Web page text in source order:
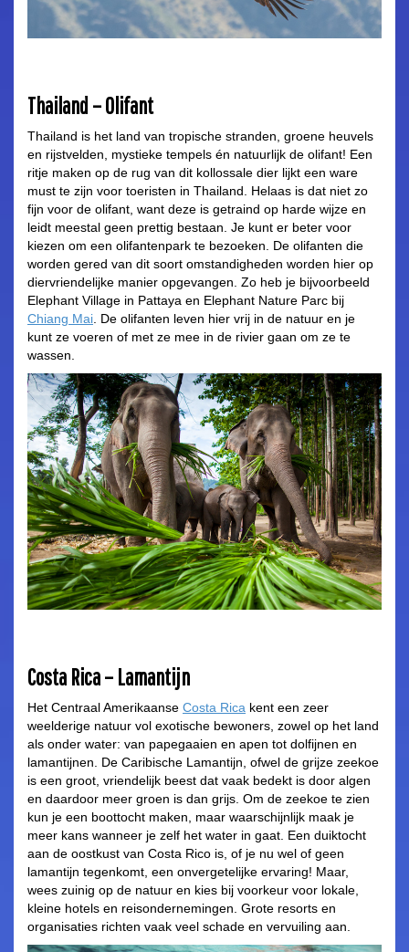
Thailand – Olifant
Thailand is het land van tropische stranden, groene heuvels
en rijstvelden, mystieke tempels én natuurlijk de olifant! Een
ritje maken op de rug van dit kollossale dier lijkt een ware
must te zijn voor toeristen in Thailand. Helaas is dat niet zo
fijn voor de olifant, want deze is getraind op harde wijze en
leidt meestal geen prettig bestaan. Je kunt er beter voor
kiezen om een olifantenpark te bezoeken. De olifanten die
worden gered van dit soort omstandigheden worden hier op
diervriendelijke manier opgevangen. Zo heb je bijvoorbeeld
Elephant Village in Pattaya en Elephant Nature Parc bij
Chiang Mai. De olifanten leven hier vrij in de natuur en je
kunt ze voeren of met ze mee in de rivier gaan om ze te
wassen.
Costa Rica – Lamantijn
Het Centraal Amerikaanse Costa Rica kent een zeer
weelderige natuur vol exotische bewoners, zowel op het land
als onder water: van papegaaien en apen tot dolfijnen en
lamantijnen. De Caribische Lamantijn, ofwel de grijze zeekoe
is een groot, vriendelijk beest dat vaak bedekt is door algen
en daardoor meer groen is dan grijs. Om de zeekoe te zien
kun je een boottocht maken, maar waarschijnlijk maak je
meer kans wanneer je zelf het water in gaat. Een duiktocht
aan de oostkust van Costa Rico is, of je nu wel of geen
lamantijn tegenkomt, een onvergetelijke ervaring! Maar,
wees zuinig op de natuur en kies bij voorkeur voor lokale,
kleine hotels en reisondernemingen. Grote resorts en
organisaties richten vaak veel schade en vervuiling aan.